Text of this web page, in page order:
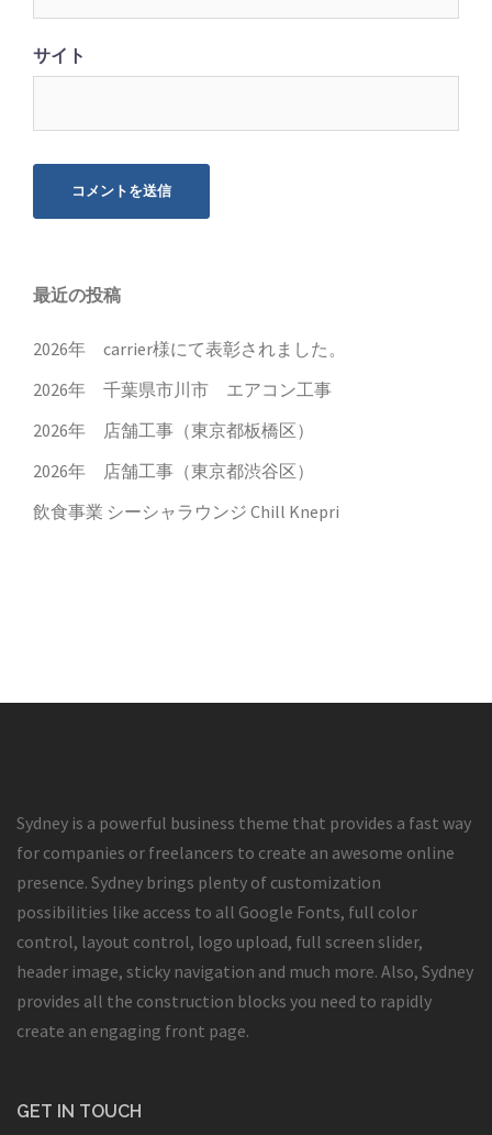
サイト
最近の投稿
2026年 carrier様にて表彰されました。
2026年 千葉県市川市 エアコン工事
2026年 店舗工事（東京都板橋区）
2026年 店舗工事（東京都渋谷区）
飲食事業 シーシャラウンジ Chill Knepri
Sydney is a powerful business theme that provides a fast way
for companies or freelancers to create an awesome online
presence. Sydney brings plenty of customization
possibilities like access to all Google Fonts, full color
control, layout control, logo upload, full screen slider,
header image, sticky navigation and much more. Also, Sydney
provides all the construction blocks you need to rapidly
create an engaging front page.
GET IN TOUCH